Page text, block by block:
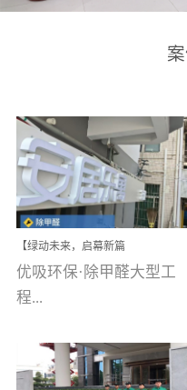
【绿动未来，启幕新篇
章】优吸环保中标深圳安
居乐寓，超大型工装室内
空气治理项目顺利启航，
优吸环保·除甲醛大型工
程...
案例【深圳安居乐寓】室